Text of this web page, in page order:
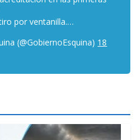
por ventanilla.…
(@GobiernoEsquina) 18